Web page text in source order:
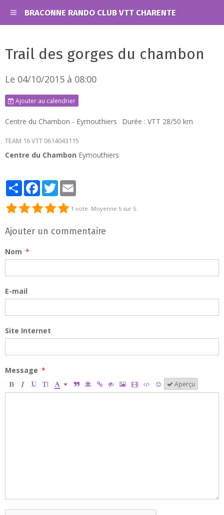
BRACONNE RANDO CLUB VTT CHARENTE
Trail des gorges du chambon
Le 04/10/2015 à 08:00
Ajouter au calendrier
Centre du Chambon - Eymouthiers Durée : VTT 28/50 km
TEAM 16 VTT 0614043115
Centre du Chambon Eymouthiers
PartagerFacebook
Twitter
1 vote. Moyenne 5 sur 5.
Ajouter un commentaire
Nom
E-mail
Site Internet
Message
Aperçu